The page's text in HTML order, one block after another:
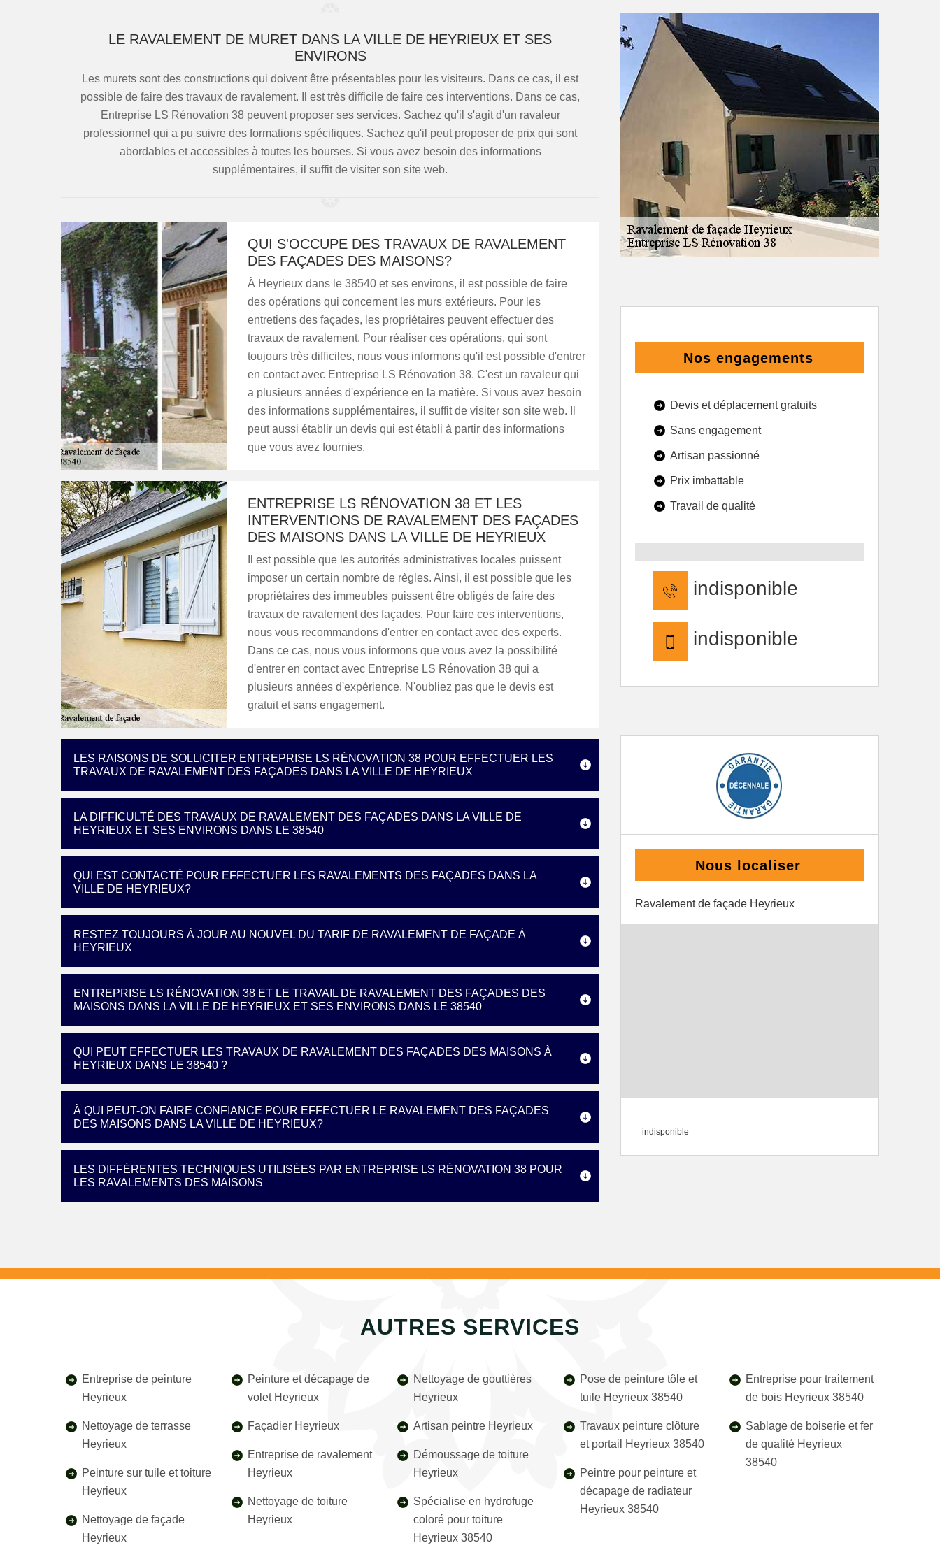
LE RAVALEMENT DE MURET DANS LA VILLE DE HEYRIEUX ET SES
ENVIRONS
Les murets sont des constructions qui doivent être présentables pour les visiteurs. Dans ce cas, il est
possible de faire des travaux de ravalement. Il est très difficile de faire ces interventions. Dans ce cas,
Entreprise LS Rénovation 38 peuvent proposer ses services. Sachez qu'il s'agit d'un ravaleur
professionnel qui a pu suivre des formations spécifiques. Sachez qu'il peut proposer de prix qui sont
abordables et accessibles à toutes les bourses. Si vous avez besoin des informations
supplémentaires, il suffit de visiter son site web.
QUI S'OCCUPE DES TRAVAUX DE RAVALEMENT
DES FAÇADES DES MAISONS?
À Heyrieux dans le 38540 et ses environs, il est possible de faire
des opérations qui concernent les murs extérieurs. Pour les
entretiens des façades, les propriétaires peuvent effectuer des
travaux de ravalement. Pour réaliser ces opérations, qui sont
toujours très difficiles, nous vous informons qu'il est possible d'entrer
en contact avec Entreprise LS Rénovation 38. C'est un ravaleur qui
a plusieurs années d'expérience en la matière. Si vous avez besoin
des informations supplémentaires, il suffit de visiter son site web. Il
peut aussi établir un devis qui est établi à partir des informations
que vous avez fournies.
ENTREPRISE LS RÉNOVATION 38 ET LES
INTERVENTIONS DE RAVALEMENT DES FAÇADES
DES MAISONS DANS LA VILLE DE HEYRIEUX
Il est possible que les autorités administratives locales puissent
imposer un certain nombre de règles. Ainsi, il est possible que les
propriétaires des immeubles puissent être obligés de faire des
travaux de ravalement des façades. Pour faire ces interventions,
nous vous recommandons d'entrer en contact avec des experts.
Dans ce cas, nous vous informons que vous avez la possibilité
d'entrer en contact avec Entreprise LS Rénovation 38 qui a
plusieurs années d'expérience. N'oubliez pas que le devis est
gratuit et sans engagement.
LES RAISONS DE SOLLICITER ENTREPRISE LS RÉNOVATION 38 POUR EFFECTUER LES
TRAVAUX DE RAVALEMENT DES FAÇADES DANS LA VILLE DE HEYRIEUX
LA DIFFICULTÉ DES TRAVAUX DE RAVALEMENT DES FAÇADES DANS LA VILLE DE
HEYRIEUX ET SES ENVIRONS DANS LE 38540
QUI EST CONTACTÉ POUR EFFECTUER LES RAVALEMENTS DES FAÇADES DANS LA
VILLE DE HEYRIEUX?
RESTEZ TOUJOURS À JOUR AU NOUVEL DU TARIF DE RAVALEMENT DE FAÇADE À
HEYRIEUX
ENTREPRISE LS RÉNOVATION 38 ET LE TRAVAIL DE RAVALEMENT DES FAÇADES DES
MAISONS DANS LA VILLE DE HEYRIEUX ET SES ENVIRONS DANS LE 38540
QUI PEUT EFFECTUER LES TRAVAUX DE RAVALEMENT DES FAÇADES DES MAISONS À
HEYRIEUX DANS LE 38540 ?
À QUI PEUT-ON FAIRE CONFIANCE POUR EFFECTUER LE RAVALEMENT DES FAÇADES
DES MAISONS DANS LA VILLE DE HEYRIEUX?
LES DIFFÉRENTES TECHNIQUES UTILISÉES PAR ENTREPRISE LS RÉNOVATION 38 POUR
LES RAVALEMENTS DES MAISONS
Nos engagements
Devis et déplacement gratuits
Sans engagement
Artisan passionné
Prix imbattable
Travail de qualité
indisponible
indisponible
Nous localiser
Ravalement de façade Heyrieux
indisponible
AUTRES SERVICES
Entreprise de peinture
Heyrieux
Nettoyage de terrasse
Heyrieux
Peinture sur tuile et toiture
Heyrieux
Nettoyage de façade
Heyrieux
Peinture et décapage de
volet Heyrieux
Façadier Heyrieux
Entreprise de ravalement
Heyrieux
Nettoyage de toiture
Heyrieux
Nettoyage de gouttières
Heyrieux
Artisan peintre Heyrieux
Démoussage de toiture
Heyrieux
Spécialise en hydrofuge
coloré pour toiture
Heyrieux 38540
Pose de peinture tôle et
tuile Heyrieux 38540
Travaux peinture clôture
et portail Heyrieux 38540
Peintre pour peinture et
décapage de radiateur
Heyrieux 38540
Entreprise pour traitement
de bois Heyrieux 38540
Sablage de boiserie et fer
de qualité Heyrieux
38540